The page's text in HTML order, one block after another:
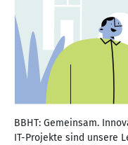
BBHT: Gemeinsam.
IT-Projekte sind unsere